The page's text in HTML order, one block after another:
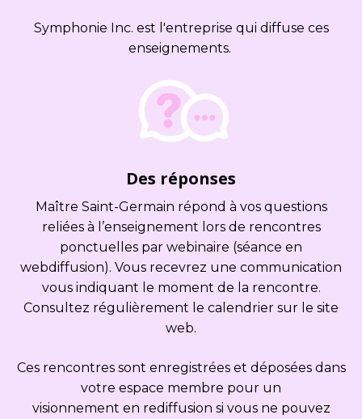
Symphonie Inc. est l'entreprise qui diffuse ces
enseignements.
Des réponses
Maître Saint-Germain répond à vos questions
reliées à l’enseignement lors de rencontres
ponctuelles par webinaire (séance en
webdiffusion). Vous recevrez une communication
vous indiquant le moment de la rencontre.
Consultez régulièrement le calendrier sur le site
web.
Ces rencontres sont enregistrées et déposées dans
votre espace membre pour un
visionnement en rediffusion si vous ne pouvez